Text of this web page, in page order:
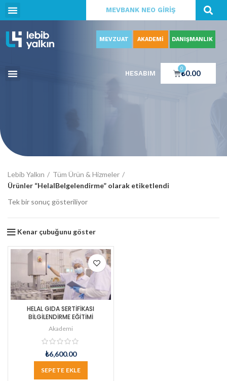
MEVBANK NEO GİRİŞ
MEVZUAT AKADEMİ DANIŞMANLIK
HESABIM ₺0.00
0
Lebib Yalkın
Tüm Ürün & Hizmeler
Ürünler “HelalBelgelendirme” olarak etiketlendi
Tek bir sonuç gösteriliyor
Kenar çubuğunu göster
HELAL GIDA SERTİFİKASI
BİLGİLENDİRME EĞİTİMİ
Akademi
₺6,600.00
SEPETE EKLE